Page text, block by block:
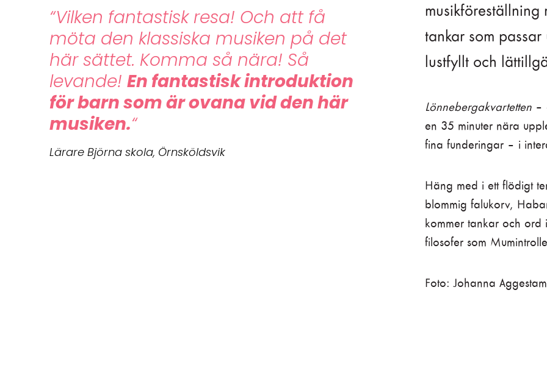
“Vilken fantastisk resa! Och att få
möta den klassiska musiken på det
här sättet. Komma så nära! Så
levande! En fantastisk introduktion
för barn som är ovana vid den här
musiken.“
Lärare Björna skola, Örnsköldsvik
tankar som
lustfyllt och
Lönnebergakvartetten –
en 35 minuter nära
fina funderingar – i
Häng med i ett flödigt
blommig falukorv,
kommer tankar och
filosofer som
Foto: Johanna Aggestam